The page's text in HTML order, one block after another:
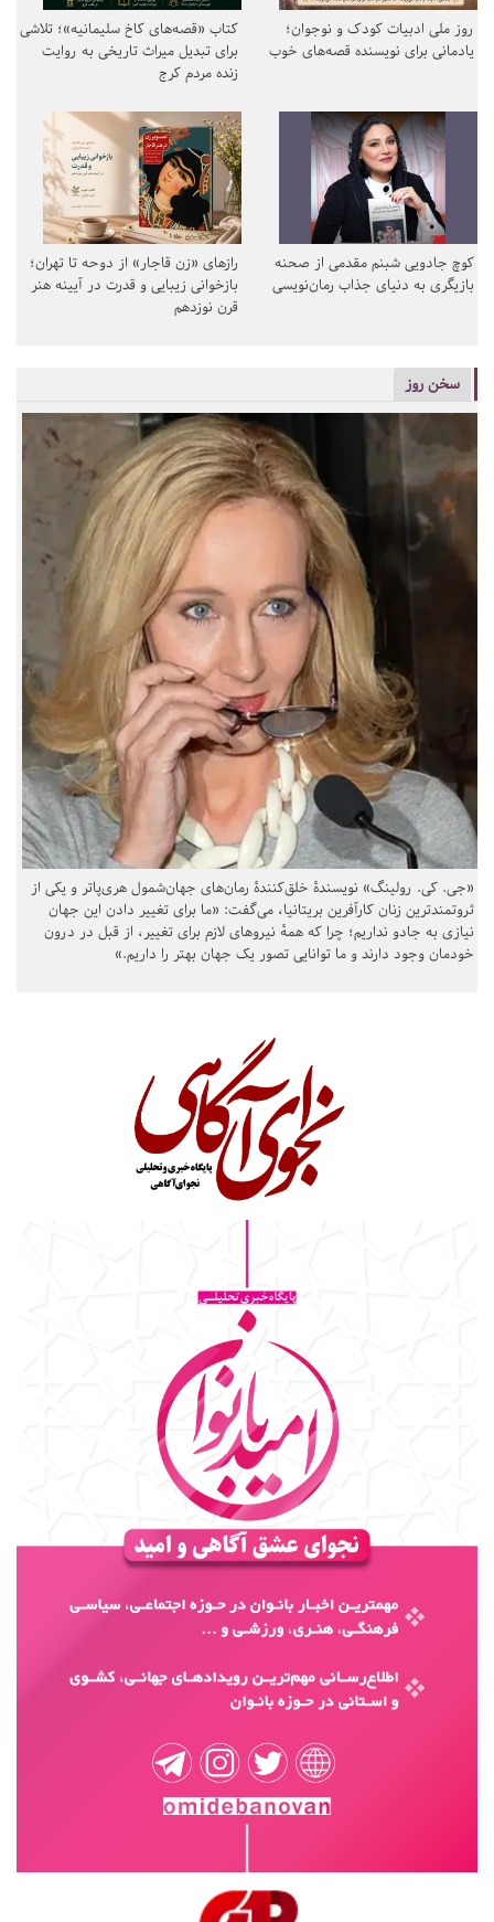
روز ملی ادبیات کودک و نوجوان؛
یادمانی برای نویسنده قصه‌های خوب
کتاب «قصه‌های کاخ سلیمانیه»؛ تلاشی
برای تبدیل میراث تاریخی به روایت
زنده مردم کرج
کوچ جادویی شبنم مقدمی از صحنه
بازیگری به دنیای جذاب رمان‌نویسی
رازهای «زن قاجار» از دوحه تا تهران؛
بازخوانی زیبایی و قدرت در آیینه هنر
قرن نوزدهم
سخن روز
«جی. کی. رولینگ» نویسندهٔ خلق‌کنندهٔ رمان‌های جهان‌شمول هری‌پاتر و یکی از
ثروتمندترین زنان کارآفرین بریتانیا، می‌گفت: «ما برای تغییر دادن این جهان
نیازی به جادو نداریم؛ چرا که همهٔ نیروهای لازم برای تغییر، از قبل در درون
خودمان وجود دارند و ما توانایی تصور یک جهان بهتر را داریم.»